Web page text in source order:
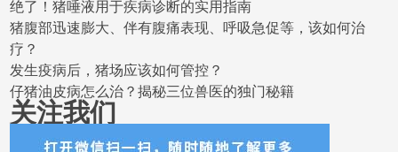
绝了！猪唾液用于疾病诊断的实用指南
猪腹部迅速膨大、伴有腹痛表现、呼吸急促等，该如何治
疗？
发生疫病后，猪场应该如何管控？
仔猪油皮病怎么治？揭秘三位兽医的独门秘籍
关注我们